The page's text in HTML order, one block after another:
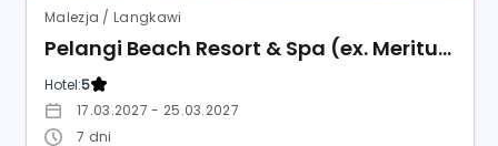
Malezja / Langkawi
Pelangi Beach Resort & Spa (ex. Meritus Pelangi Beach Resort)
Hotel:5
17.03.2027 - 25.03.2027
7 dni